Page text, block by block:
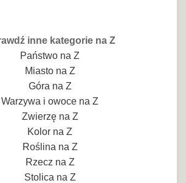
inne kategorie na Z
Państwo na Z
Miasto na Z
Góra na Z
Warzywa i owoce na Z
Zwierzę na Z
Kolor na Z
Roślina na Z
Rzecz na Z
Stolica na Z